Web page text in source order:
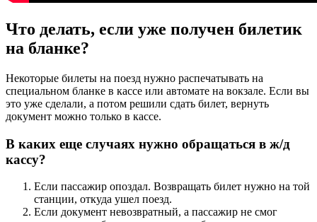
Что делать, если уже получен билетик
на бланке?
Некоторые билеты на поезд нужно распечатывать на
специальном бланке в кассе или автомате на вокзале. Если вы
это уже сделали, а потом решили сдать билет, вернуть
документ можно только в кассе.
В каких еще случаях нужно обращаться в ж/д
кассу?
Если пассажир опоздал. Возвращать билет нужно на той
станции, откуда ушел поезд.
Если документ невозвратный, а пассажир не смог